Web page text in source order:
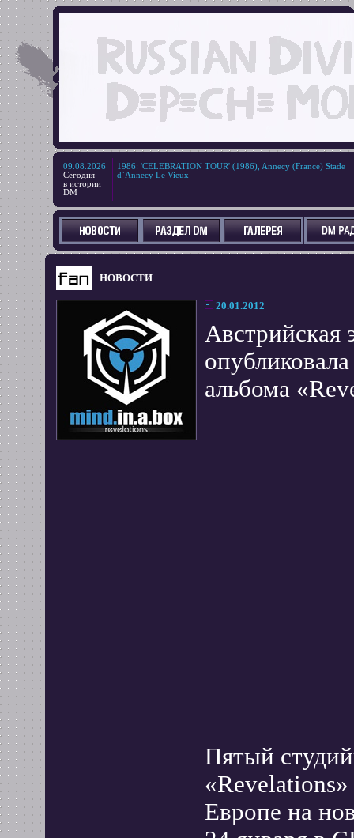
09.08.2026
Сегодня
в истории
DM
1986: 'CELEBRATION TOUR' (1986), Annecy (France) Stade
d`Annecy Le Vieux
НОВОСТИ
20.01.2012
Австрийская
альбома
Пятый
Европе на